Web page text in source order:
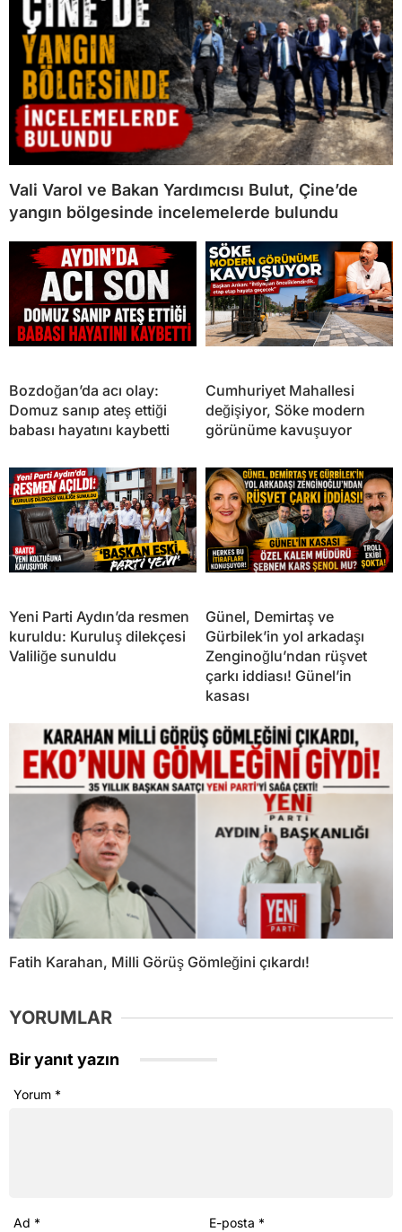
Vali Varol ve Bakan Yardımcısı Bulut, Çine’de
yangın bölgesinde incelemelerde bulundu
Bozdoğan’da acı olay:
Domuz sanıp ateş ettiği
babası hayatını kaybetti
Cumhuriyet Mahallesi
değişiyor, Söke modern
görünüme kavuşuyor
Yeni Parti Aydın’da resmen
kuruldu: Kuruluş dilekçesi
Valiliğe sunuldu
Günel, Demirtaş ve
Gürbilek’in yol arkadaşı
Zenginoğlu’ndan rüşvet
çarkı iddiası! Günel’in
kasası
Fatih Karahan, Milli Görüş Gömleğini çıkardı!
YORUMLAR
Bir yanıt yazın
Yorum *
Ad * E-posta *